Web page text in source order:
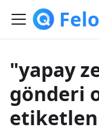
"yapay
gönderi